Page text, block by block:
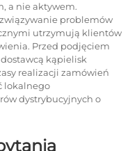
a nie aktywem.
problemów
utrzymują klientów
Przed podjęciem
kąpielisk
realizacji zamówień
lokalnego
dystrybucyjnych o